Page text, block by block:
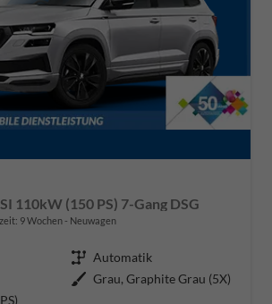
110kW (150 PS) 7-Gang DSG
9 Wochen Neuwagen
Getriebe Automatik
Außenfarbe Grau, Graphite Grau (5X)